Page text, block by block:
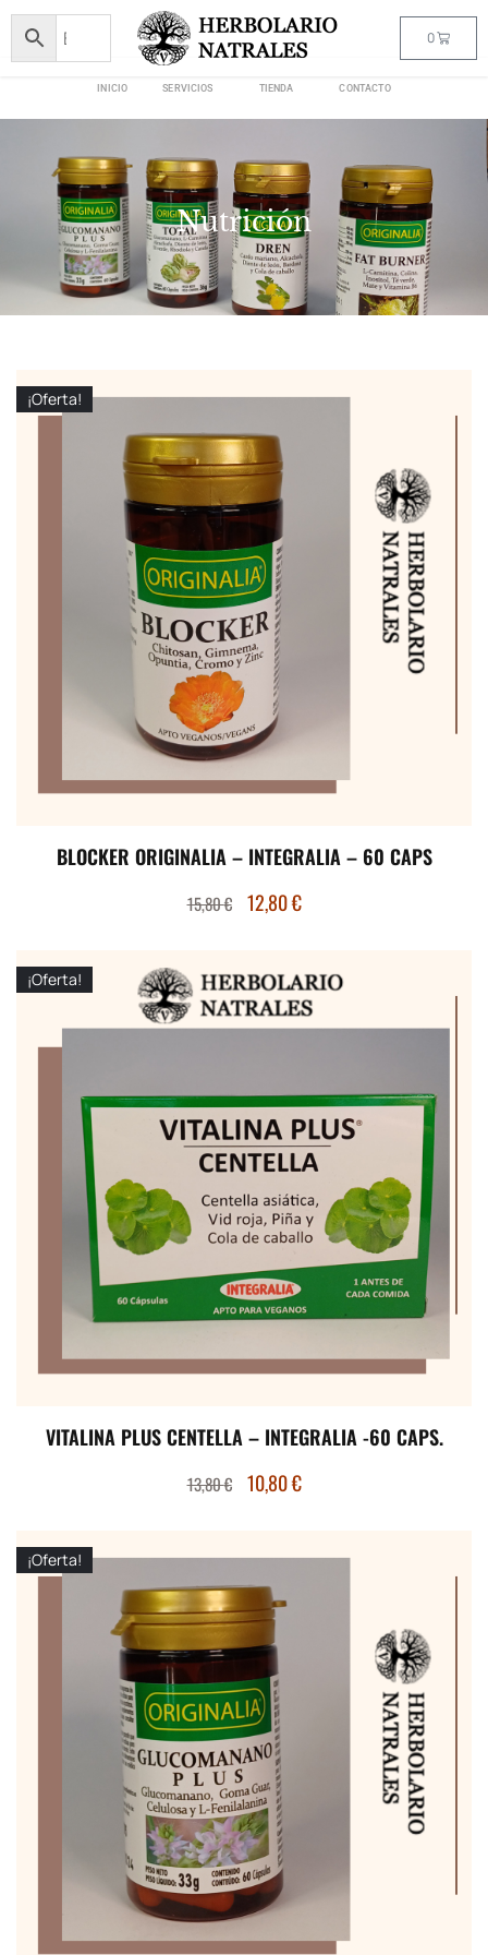
0
INICIO SERVICIOS TIENDA CONTACTO
Nutrición
¡Oferta!
BLOCKER ORIGINALIA – INTEGRALIA – 60 CAPS
15,80€ 12,80€
¡Oferta!
VITALINA PLUS CENTELLA – INTEGRALIA -60 CAPS.
13,80€ 10,80€
¡Oferta!